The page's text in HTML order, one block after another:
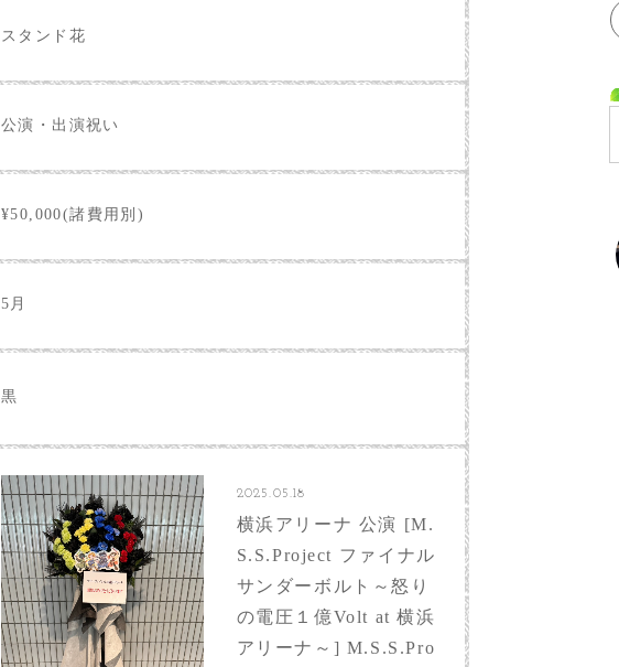
スタンド花
公演・出演祝い
¥50,000(諸費用別)
5月
黒
2025.05.18
横浜アリーナ 公演 [M.
S.S.Project ファイナル
サンダーボルト～怒り
の電圧１億Volt at 横浜
アリーナ～] M.S.S.Pro